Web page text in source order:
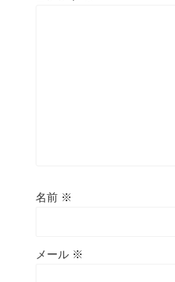
名前 ※
メール ※